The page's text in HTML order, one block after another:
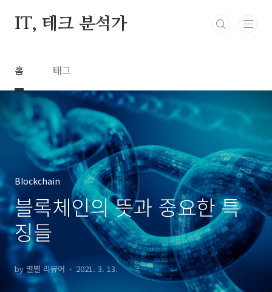
IT, 테크 분석가
홈 태그
Blockchain
블록체인의 뜻과 중요한 특
징들
by 별별 리뷰어 2021. 3. 13.